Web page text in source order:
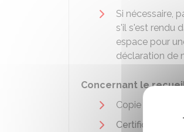
Si nécessaire,
s'il s'est rendu
espace pour
déclaration de
Concernant le
Copie intégrale
Certificat de